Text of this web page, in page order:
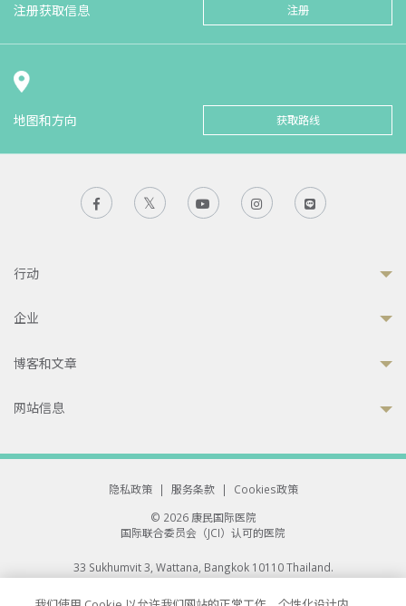
注册获取信息 注册
地图和方向 获取路线
行动
企业
博客和文章
网站信息
隐私政策 | 服务条款 |
Cookies政策
© 2026 康民国际医院
国际联合委员会（JCI）认可的医院
33 Sukhumvit 3, Wattana, Bangkok 10110 Thailand.
All rights reserved.